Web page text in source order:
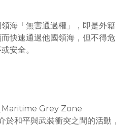
海「無害通過權」，即是外籍
快速通過他國領海，但不得危
安全。
Maritime Grey Zone
和平與武裝衝突之間的活動，